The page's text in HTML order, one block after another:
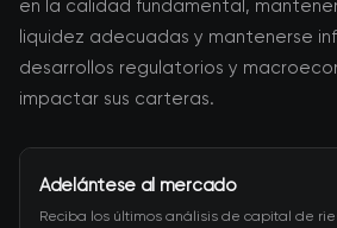
en la calidad fundamental,
liquidez adecuadas y mantenerse
desarrollos regulatorios y
impactar sus carteras.
Adelántese al mercado
Reciba los últimos análisis de capital de